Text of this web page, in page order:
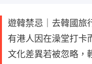
遊韓禁忌｜去韓國旅
有港人因在澡堂打卡
文化差異若被忽略，